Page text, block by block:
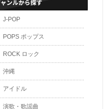
J-POP
POPS ポップス
ROCK ロック
沖縄
アイドル
演歌・歌謡曲